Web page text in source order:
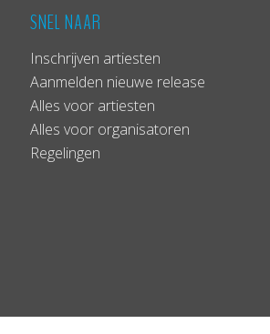
SNEL NAAR
Inschrijven artiesten
Aanmelden nieuwe release
Alles voor artiesten
Alles voor organisatoren
Regelingen